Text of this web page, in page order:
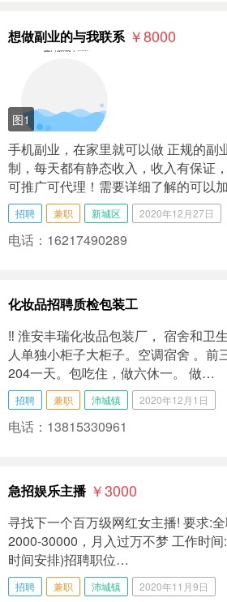
想做副业的与我联系 ￥8000
图1
手机副业，在家里就可以做 正规的副
制，每天都有静态收入，收入有保证
可推广可代理！需要详细了解的可以
招聘 兼职 新城区 2020年12月27日
电话：16217490289
化妆品招聘质检包装工
‼️ 淮安丰瑞化妆品包装厂， 宿舍和卫
人单独小柜子大柜子。空调宿舍 。前
204一天。包吃住，做六休一。 做…
招聘 兼职 沛城镇 2020年12月1日
电话：13815330961
急招娱乐主播 ￥3000
寻找下一个百万级网红女主播! 要求:
2000-30000，月入过万不梦 工作时
时间安排)招聘职位…
招聘 兼职 沛城镇 2020年11月9日